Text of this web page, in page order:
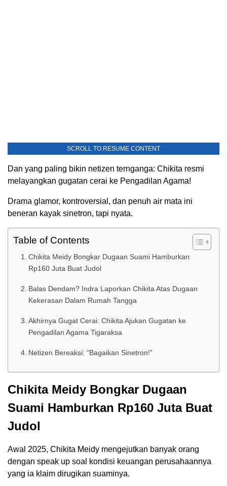
SCROLL TO RESUME CONTENT
Dan yang paling bikin netizen ternganga: Chikita resmi
melayangkan gugatan cerai ke Pengadilan Agama!
Drama glamor, kontroversial, dan penuh air mata ini
beneran kayak sinetron, tapi nyata.
Table of Contents
Chikita Meidy Bongkar Dugaan Suami Hamburkan
Rp160 Juta Buat Judol
Balas Dendam? Indra Laporkan Chikita Atas Dugaan
Kekerasan Dalam Rumah Tangga
Akhirnya Gugat Cerai: Chikita Ajukan Gugatan ke
Pengadilan Agama Tigaraksa
Netizen Bereaksi: “Bagaikan Sinetron!”
Chikita Meidy Bongkar Dugaan
Suami Hamburkan Rp160 Juta Buat
Judol
Awal 2025, Chikita Meidy mengejutkan banyak orang
dengan speak up soal kondisi keuangan perusahaannya
yang ia klaim dirugikan suaminya.